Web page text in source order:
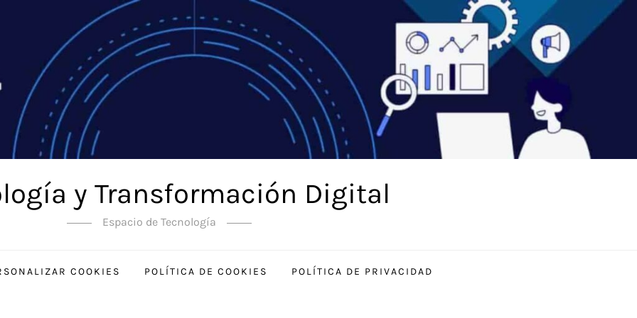
y Transformación Digital
Espacio de Tecnología
COOKIES POLÍTICA DE COOKIES POLÍTICA DE PRIVACIDAD